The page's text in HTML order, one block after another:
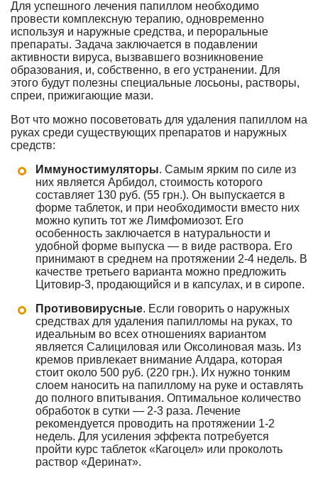
Для успешного лечения папиллом необходимо
провести комплексную терапию, одновременно
используя и наружные средства, и пероральные
препараты. Задача заключается в подавлении
активности вируса, вызвавшего возникновение
образования, и, собственно, в его устранении. Для
этого будут полезны специальные лосьоны, растворы,
спреи, прижигающие мази.
Вот что можно посоветовать для удаления папиллом на
руках среди существующих препаратов и наружных
средств:
Иммуностимуляторы. Самым ярким по силе из
них является Арбидол, стоимость которого
составляет 130 руб. (55 грн.). Он выпускается в
форме таблеток, и при необходимости вместо них
можно купить тот же Лимфомиозот. Его
особенность заключается в натуральности и
удобной форме выпуска — в виде раствора. Его
принимают в среднем на протяжении 2-4 недель. В
качестве третьего варианта можно предложить
Цитовир-3, продающийся и в капсулах, и в сиропе.
Противовирусные. Если говорить о наружных
средствах для удаления папилломы на руках, то
идеальным во всех отношениях вариантом
является Салициловая или Оксолиновая мазь. Из
кремов привлекает внимание Алдара, которая
стоит около 500 руб. (220 грн.). Их нужно тонким
слоем наносить на папиллому на руке и оставлять
до полного впитывания. Оптимальное количество
обработок в сутки — 2-3 раза. Лечение
рекомендуется проводить на протяжении 1-2
недель. Для усиления эффекта потребуется
пройти курс таблеток «Кагоцел» или проколоть
раствор «Деринат».